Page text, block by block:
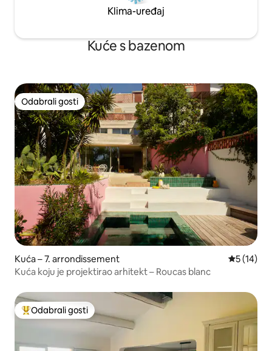
Klima-uređaj
Kuće s bazenom
Odabrali gosti
Odabrali gosti
Kuća – 7. arrondissement Prosječna
5 (14)
Kuća koju je projektirao arhitekt – Roucas blanc
Među najviše rangiranima s oznakom „Odabrali gosti”
Odabrali gosti